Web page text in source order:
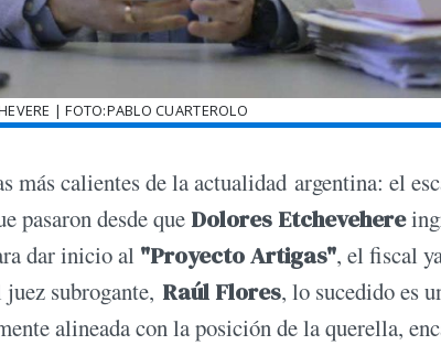
| FOTO:PABLO CUARTEROLO
más calientes de la actualidad argentina: el
pasaron desde que Dolores Etchevehere
dar inicio al "Proyecto Artigas", el fiscal
subrogante, Raúl Flores, lo sucedido es
alineada con la posición de la querella,